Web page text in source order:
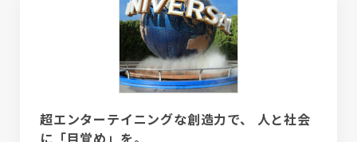
超エンターテイニングな創造力で、 人と社会